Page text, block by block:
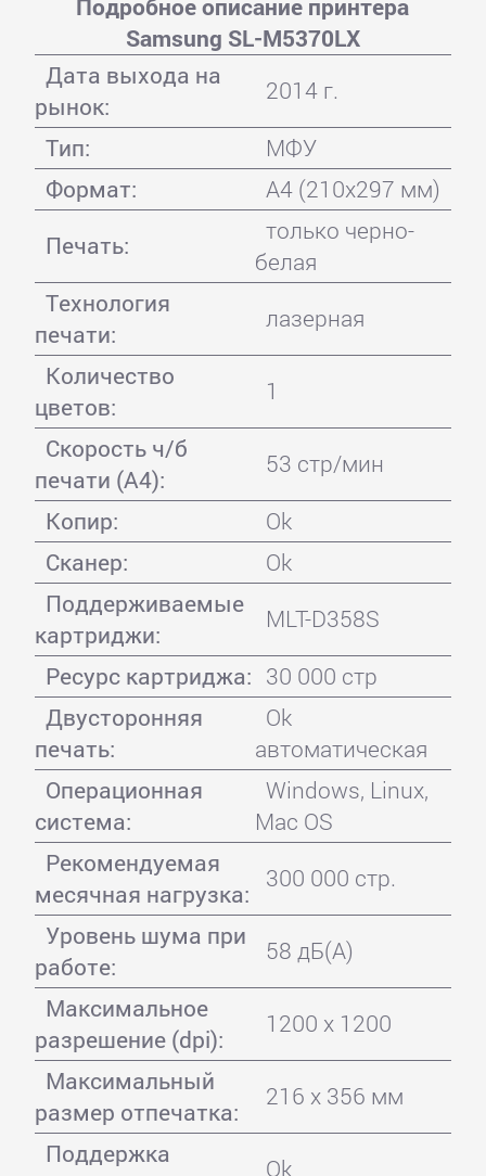
Подробное описание принтера
Samsung SL-M5370LX
Дата выхода на
рынок:
2014 г.
Тип:
МФУ
Формат:
A4 (210x297 мм)
Печать:
только черно-
белая
Технология
печати:
лазерная
Количество
цветов:
1
Скорость ч/б
печати (А4):
53 стр/мин
Копир:
Ok
Сканер:
Ok
Поддерживаемые
картриджи:
MLT-D358S
Ресурс картриджа: 30 000 стр
Двусторонняя
печать:
Ok
автоматическая
Операционная
система:
Windows, Linux,
Mac OS
Рекомендуемая
месячная нагрузка:
300 000 стр.
Уровень шума при
работе:
58 дБ(А)
Максимальное
разрешение (dpi):
1200 x 1200
Максимальный
размер отпечатка:
216 x 356 мм
Поддержка
Ok